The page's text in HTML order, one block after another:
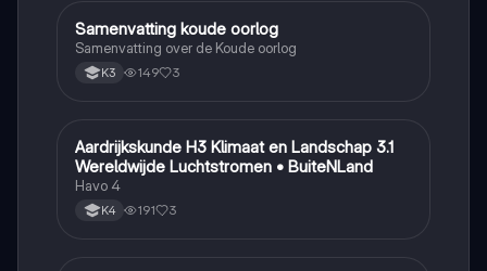
Geschiedenis
Samenvatting koude oorlog
Samenvatting over de Koude oorlog
K3 149 3
Aardrijkskunde
Aardrijkskunde H3 Klimaat en Landschap 3.1
Wereldwijde Luchtstromen • BuiteNLand
Havo 4
K4 191 3